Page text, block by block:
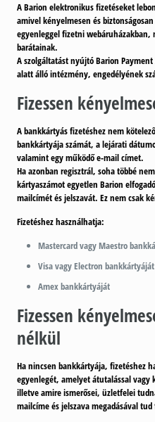
A Barion elektronikus fizetéseket
amivelkényelmesen és
egyenleggel fizetniwebáruházakban,
barátainak.
A szolgáltatást nyújtó Barion
alatt állóintézmény, engedélyének
Fizessen
A bankkártyás fizetéshez nem
bankkártyája számát, a lejárati
valamint egy működő e-mail címet.
Ha azonban regisztrál,soha többé
kártyaszámotegyetlen Barion
mailcímét és jelszavát. Ez nem csak
Fizetéshez használhatja:
Mastercard vagy Maestro
Visa vagy Electron bankkártyáját
Amex bankkártyáját
Fizessen
nélkül
Ha nincsen bankkártyája, fizetéshez
egyenlegét, amelyet átutalással vagy
illetve amire ismerősei, üzletfelei
mailcíme és jelszava megadásával